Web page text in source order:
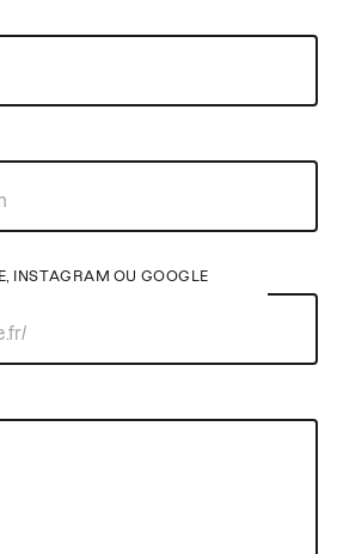
INSTAGRAM OU GOOGLE